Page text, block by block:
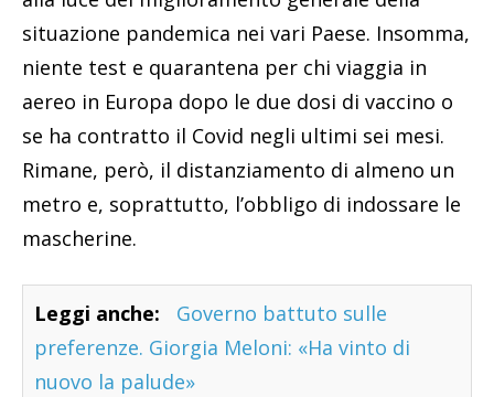
situazione pandemica nei vari Paese. Insomma,
niente test e quarantena per chi viaggia in
aereo in Europa dopo le due dosi di vaccino o
se ha contratto il Covid negli ultimi sei mesi.
Rimane, però, il distanziamento di almeno un
metro e, soprattutto, l’obbligo di indossare le
mascherine.
Leggi anche:
Governo battuto sulle
preferenze. Giorgia Meloni: «Ha vinto di
nuovo la palude»